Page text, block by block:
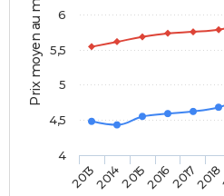
Prix moyen au m²
201320142015201620172018
4
4,5
5
5,5
6